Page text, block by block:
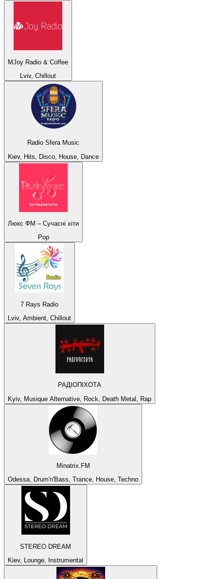
MJoy Radio & Coffee
Lviv, Chillout
Radio Sfera Music
Kiev, Hits, Disco, House, Dance
Люкс ФМ – Сучасні хіти
Pop
7 Rays Radio
Lviv, Ambient, Chillout
РАДІОПІХОТА
Kyiv, Musique Alternative, Rock, Death Metal, Rap
Minatrix.FM
Odessa, Drum'n'Bass, Trance, House, Techno
STEREO DREAM
Kiev, Lounge, Instrumental